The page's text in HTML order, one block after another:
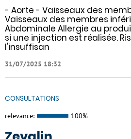
- Aorte - Vaisseaux des
Vaisseaux des membres
Abdominale Allergie au
si une injection est réalisée.
l'insuffisan
31/07/2025 18:32
CONSULTATIONS
relevance: 100%